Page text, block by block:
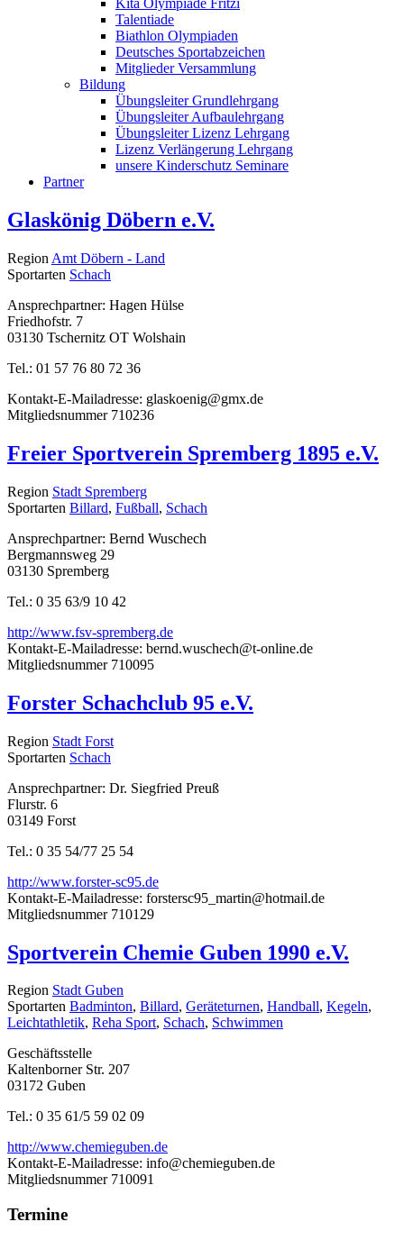
Kita Olympiade Fritzi
Talentiade
Biathlon Olympiaden
Deutsches Sportabzeichen
Mitglieder Versammlung
Bildung
Übungsleiter Grundlehrgang
Übungsleiter Aufbaulehrgang
Übungsleiter Lizenz Lehrgang
Lizenz Verlängerung Lehrgang
unsere Kinderschutz Seminare
Partner
Glaskönig Döbern e.V.
Region Amt Döbern - Land
Sportarten Schach
Ansprechpartner: Hagen Hülse
Friedhofstr. 7
03130 Tschernitz OT Wolshain
Tel.: 01 57 76 80 72 36
Kontakt-E-Mailadresse: glaskoenig@gmx.de
Mitgliedsnummer710236
Freier Sportverein Spremberg 1895 e.V.
Region Stadt Spremberg
Sportarten Billard, Fußball, Schach
Ansprechpartner: Bernd Wuschech
Bergmannsweg 29
03130 Spremberg
Tel.: 0 35 63/9 10 42
http://www.fsv-spremberg.de
Kontakt-E-Mailadresse: bernd.wuschech@t-online.de
Mitgliedsnummer710095
Forster Schachclub 95 e.V.
Region Stadt Forst
Sportarten Schach
Ansprechpartner: Dr. Siegfried Preuß
Flurstr. 6
03149 Forst
Tel.: 0 35 54/77 25 54
http://www.forster-sc95.de
Kontakt-E-Mailadresse: forstersc95_martin@hotmail.de
Mitgliedsnummer710129
Sportverein Chemie Guben 1990 e.V.
Region Stadt Guben
Sportarten Badminton, Billard, Geräteturnen, Handball, Kegeln,
Leichtathletik, Reha Sport, Schach, Schwimmen
Geschäftsstelle
Kaltenborner Str. 207
03172 Guben
Tel.: 0 35 61/5 59 02 09
http://www.chemieguben.de
Kontakt-E-Mailadresse: info@chemieguben.de
Mitgliedsnummer710091
Termine